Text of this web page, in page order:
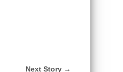
Next Story →